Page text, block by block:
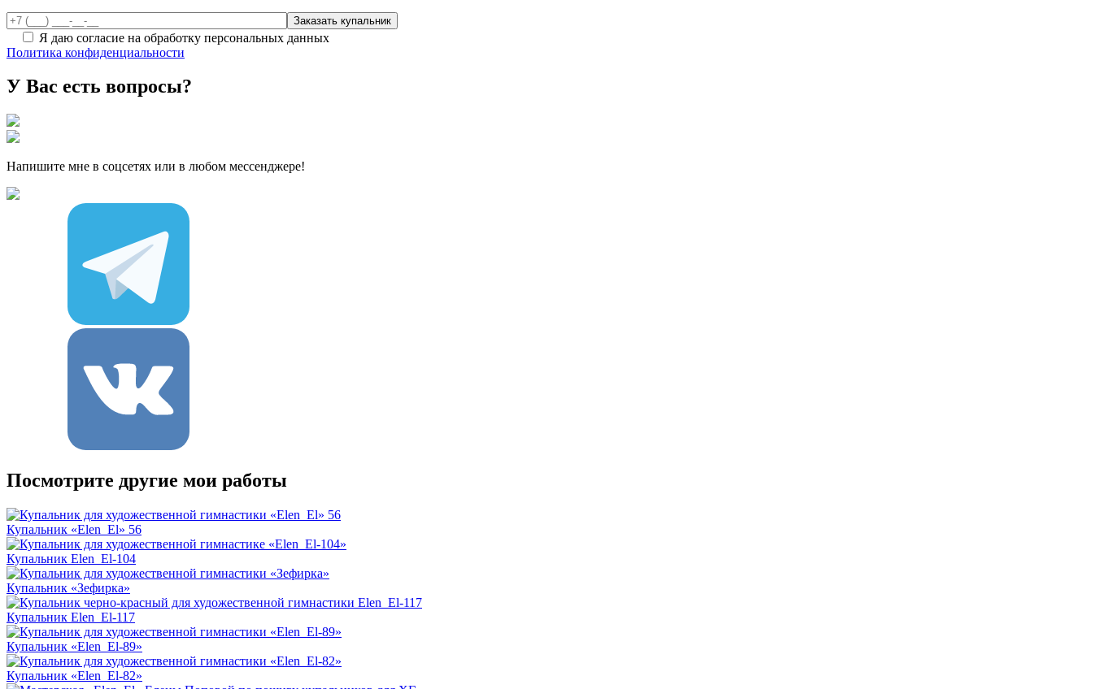
Я даю согласие на обработку персональных данных
Политика конфиденциальности
У Вас есть вопросы?
Напишите мне в соцсетях или в любом мессенджере!
Посмотрите другие мои работы
Купальник «Elen_El» 56
Купальник Elen_El-104
Купальник «Зефирка»
Купальник Elen_El-117
Купальник «Elen_El-89»
Купальник «Elen_El-82»